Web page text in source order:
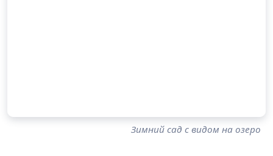
Зимний сад с видом на озеро